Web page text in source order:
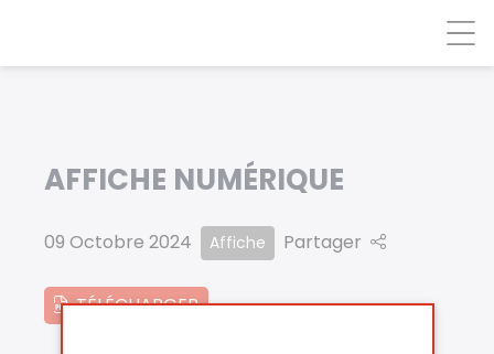
AFFICHE NUMÉRIQUE
09 Octobre 2024 Affiche Partager
TÉLÉCHARGER